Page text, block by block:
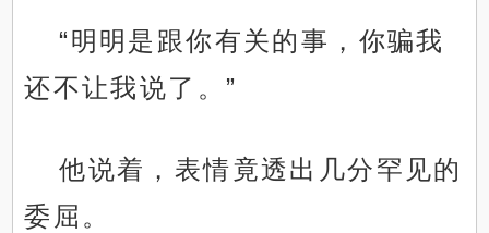
“明明是跟你有关的事，你骗我
还不让我说了。”
他说着，表情竟透出几分罕见的
委屈。